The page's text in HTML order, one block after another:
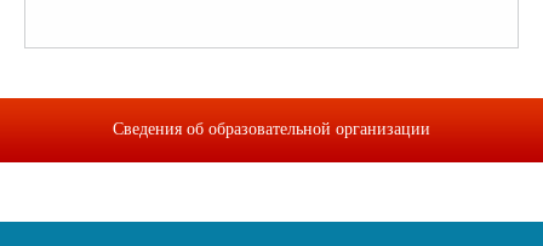
Сведения об образовательной организации